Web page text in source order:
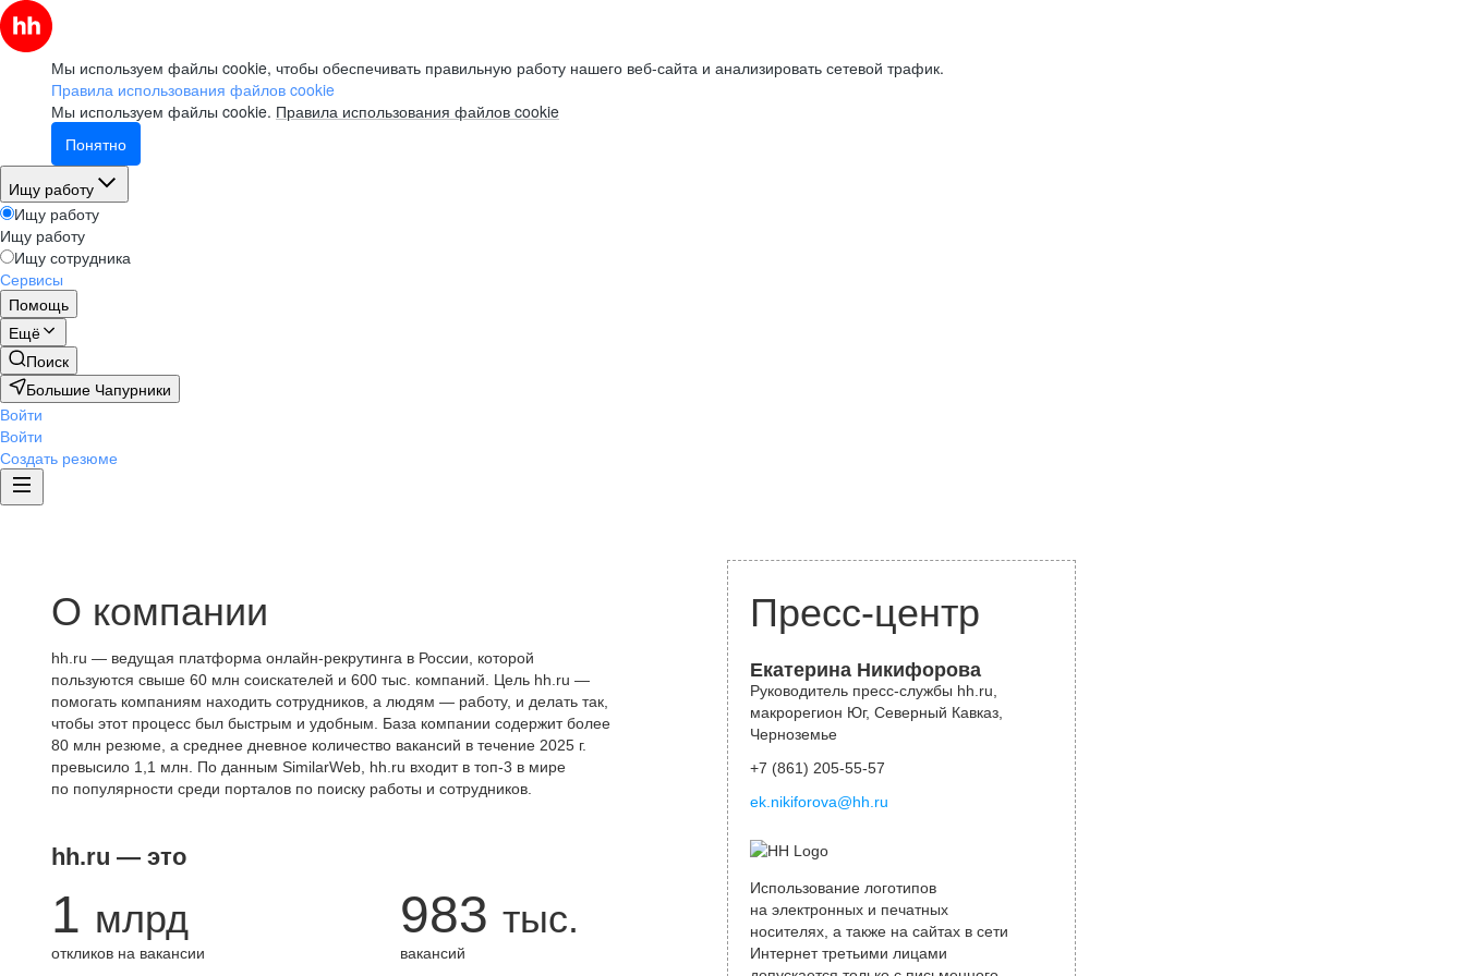
Мы используем файлы cookie, чтобы обеспечивать правильную работу нашего веб-сайта и анализировать сетевой трафик.
Правила использования файлов cookie
Мы используем файлы cookie. Правила использования файлов cookie
Понятно
Ищу работу
Ищу работу
Ищу работу
Ищу сотрудника
Сервисы
Помощь
Ещё
Поиск
Большие Чапурники
Войти
Войти
Создать резюме
О компании
hh.ru — ведущая платформа онлайн-рекрутинга в России, которой
пользуются свыше 60 млн соискателей и 600 тыс. компаний. Цель hh.ru —
помогать компаниям находить сотрудников, а людям — работу, и делать так,
чтобы этот процесс был быстрым и удобным. База компании содержит более
80 млн резюме, а среднее дневное количество вакансий в течение 2025 г.
превысило 1,1 млн. По данным SimilarWeb, hh.ru входит в топ-3 в мире
по популярности среди порталов по поиску работы и сотрудников.
hh.ru — это
1 млрд
откликов на вакансии
983 тыс.
вакансий
Пресс-центр
Екатерина Никифорова
Руководитель пресс-службы hh.ru,
макрорегион Юг, Северный Кавказ,
Черноземье
+7 (861) 205-55-57
ek.nikiforova@hh.ru
Использование логотипов
на электронных и печатных
носителях, а также на сайтах в сети
Интернет третьими лицами